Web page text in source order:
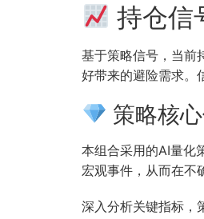
持仓信
基于策略信号，当前
好带来的避险需求。
策略核
本组合采用的AI量化
宏观事件，从而在不
深入分析关键指标，